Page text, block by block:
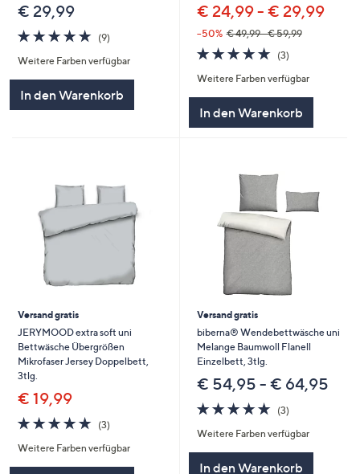
€ 29,99
4.7
von
5
(9)
Weitere Farben verfügbar
In den Warenkorb
€ 24,99 - € 29,99
--50% € 49,99 - € 59,99
4.7
von
5
(3)3
Weitere Farben verfügbar
In den Warenkorb
Versand gratis
JERYMOOD extra soft uni
Bettwäsche Übergrößen
Mikrofaser Jersey Doppelbett,
3tlg.
€ 19,99
4.7
von
5
(3)
Weitere Farben verfügbar
Versand gratis
biberna® Wendebettwäsche uni
Melange Baumwoll Flanell
Einzelbett, 3tlg.
€ 54,95 - € 64,95
4.7
von
5
(3)3
Weitere Farben verfügbar
In den Warenkorb